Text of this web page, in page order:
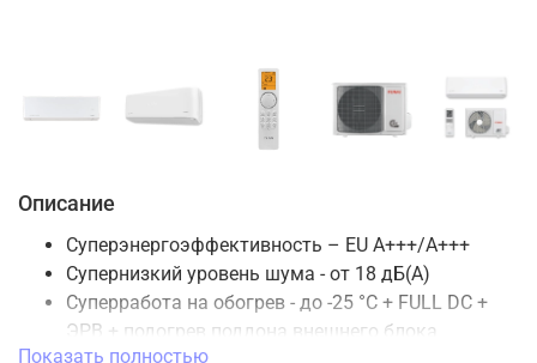
Описание
Суперэнергоэффективность – EU А+++/А+++
Супернизкий уровень шума - от 18 дБ(А)
Суперработа на обогрев - до -25 °С + FULL DC +
ЭРВ + подогрев поддона внешнего блока
Показать полностью